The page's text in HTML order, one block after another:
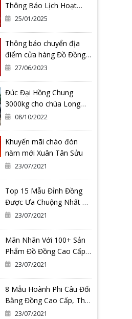
Thông Báo Lịch Hoạt
Động Tết Nguyên Đán Ất
25/01/2025
Thông báo chuyển địa
điểm cửa hàng Đồ Đồng
Quang Vượng Cơ Sở 2
27/06/2023
Đúc Đại Hồng Chung
3000kg cho chùa Long
Hoa Thiền Tự - Tỉnh Bình
08/10/2022
Khuyến mãi chào đón
năm mới Xuân Tân Sửu
23/07/2021
Top 15 Mẫu Đỉnh Đồng
Được Ưa Chuộng Nhất Có
Thể Bạn Đang Cần
23/07/2021
Mãn Nhãn Với 100+ Sản
Phẩm Đồ Đồng Cao Cấp
Tại Đồ Đồng Quang
23/07/2021
8 Mẫu Hoành Phi Câu Đối
Bằng Đồng Cao Cấp, Thờ
Gia Tiên
23/07/2021